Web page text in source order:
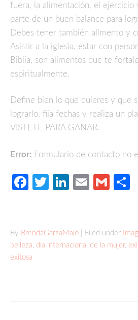
fuera, la alimentación, el ejercicio
parte de un buen balance para
Debes tener también alimento y
Asistir a la iglesia, estar con
Biblia, son alimentos que te
espiritualmente.
Define bien lo que quieres y que
lograrlo, fija fechas y realiza un
VISTETE PARA GANAR.
Error: Formulario de contacto no
Facebook
TwitterLinkedIn
Email
By BrendaGarzaMalo | Filed under
belleza, dia internacional de la mujer,
exitosa